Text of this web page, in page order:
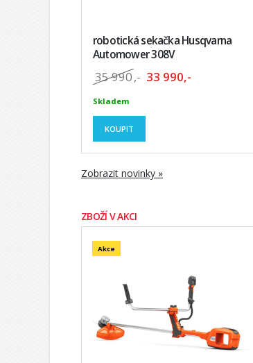
robotická sekačka Husqvarna
Automower 308V
35 990,- 33 990,-
Skladem
KOUPIT
Zobrazit novinky »
ZBOŽÍ V AKCI
Akce